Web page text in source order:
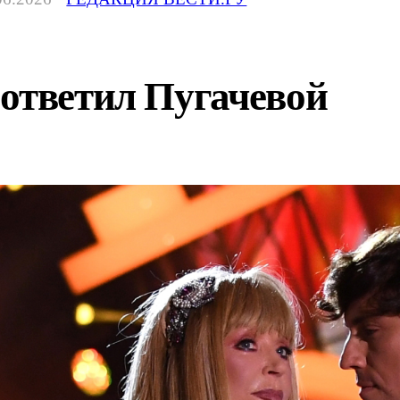
Пугачевой